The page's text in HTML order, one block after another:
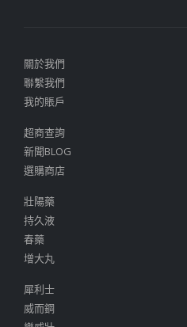
關於我們
聯繫我們
我的賬戶
超商查詢
新聞BLOG
選購商店
壯陽藥
持久液
春藥
增大丸
犀利士
威而鋼